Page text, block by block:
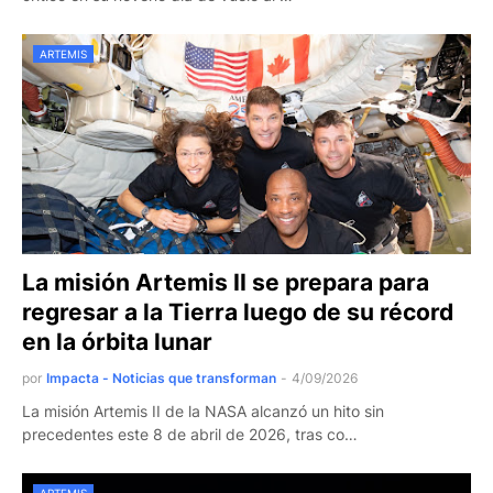
ARTEMIS
La misión Artemis II se prepara para
regresar a la Tierra luego de su récord
en la órbita lunar
por Impacta - Noticias que transforman - 4/09/2026
La misión Artemis II de la NASA alcanzó un hito sin
precedentes este 8 de abril de 2026, tras co…